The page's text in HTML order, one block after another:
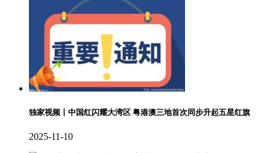
独家视频丨中国红闪耀大湾区 粤港澳三地首次同步升起五星红旗
2025-11-10